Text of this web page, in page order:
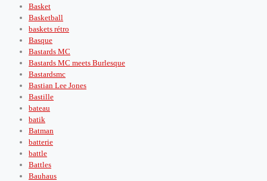
Basket
Basketball
baskets rétro
Basque
Bastards MC
Bastards MC meets Burlesque
Bastardsmc
Bastian Lee Jones
Bastille
bateau
batik
Batman
batterie
battle
Battles
Bauhaus